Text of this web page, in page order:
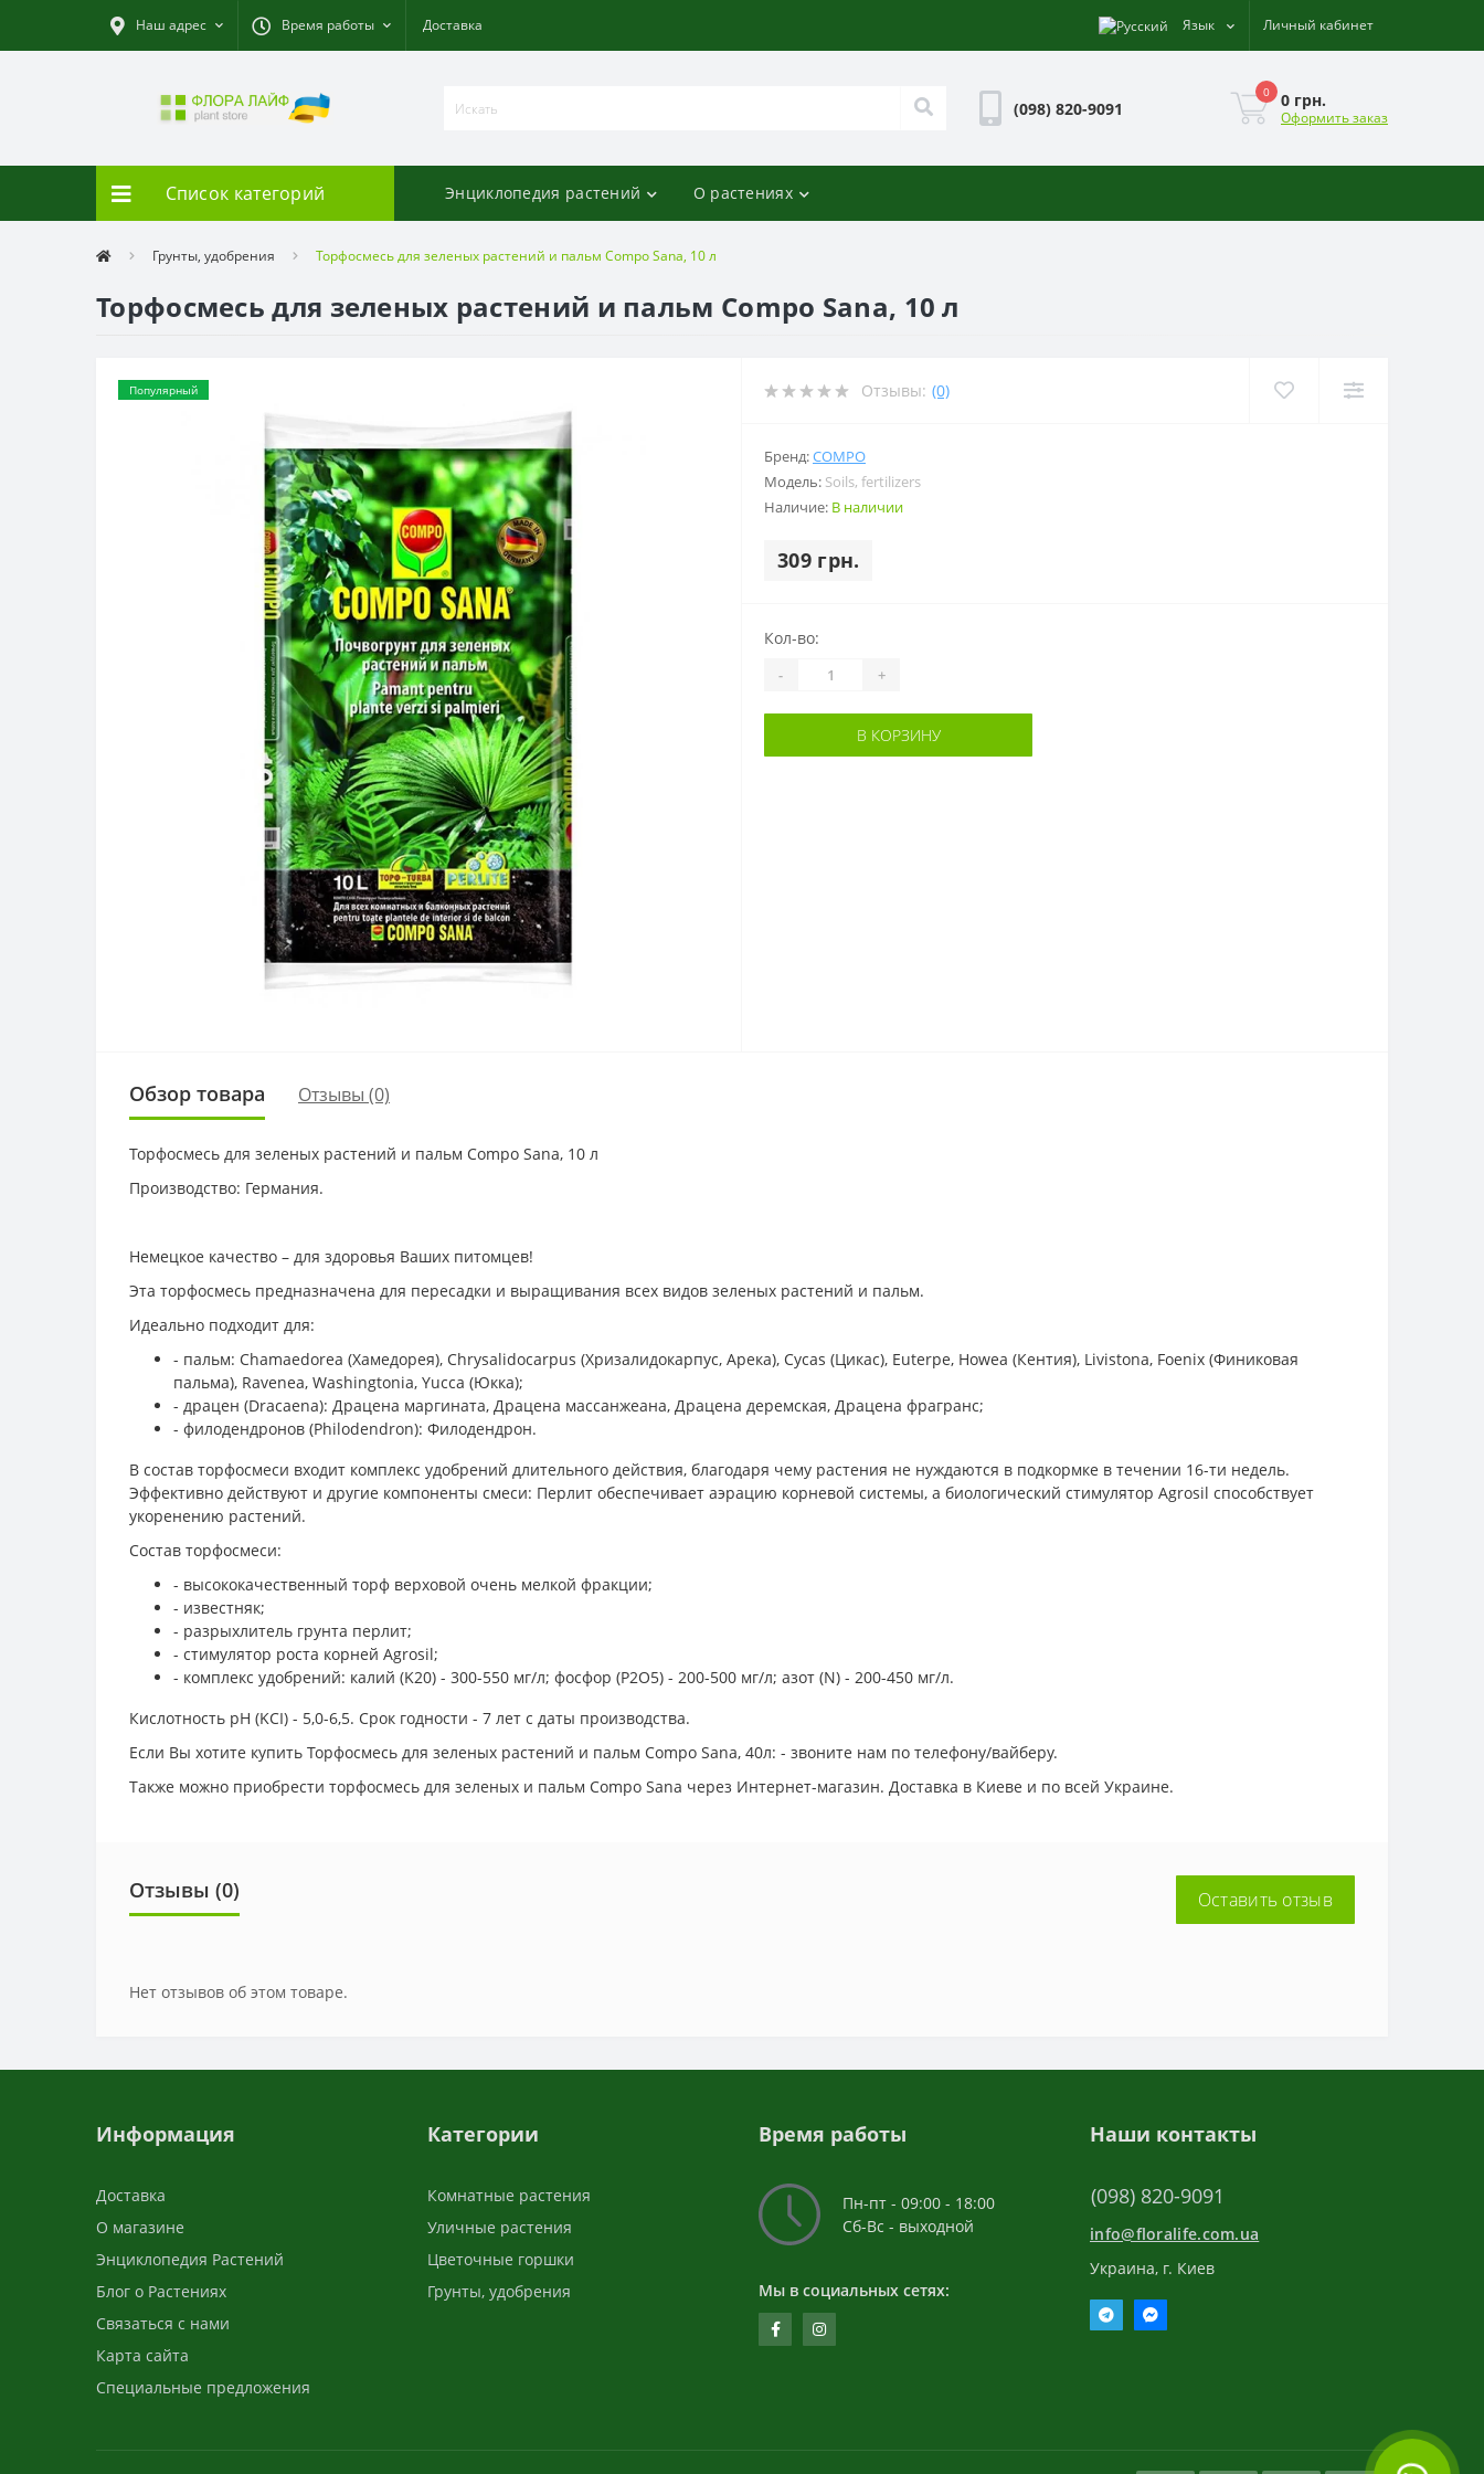
Наш адрес Время работы Доставка Язык Личный кабинет
(098) 820-9091
0 0 грн.
Оформить заказ
Список категорий Энциклопедия растений О растениях
Грунты, удобрения Торфосмесь для зеленых растений и пальм Compo Sana, 10 л
Торфосмесь для зеленых растений и пальм Compo Sana, 10 л
Популярный Отзывы: (0)
Бренд:COMPO
Модель: Soils, fertilizers
Наличие: В наличии
309 грн.
Кол-во:
- +
В КОРЗИНУ
Обзор товара Отзывы (0)
Торфосмесь для зеленых растений и пальм Compo Sana, 10 л
Производство: Германия.
Немецкое качество – для здоровья Ваших питомцев!
Эта торфосмесь предназначена для пересадки и выращивания всех видов зеленых растений и пальм.
Идеально подходит для:
- пальм: Chamaedorea (Хамедорея), Chrysalidocarpus (Хризалидокарпус, Арека), Cycas (Цикас), Euterpe, Howea (Кентия), Livistona, Foenix (Финиковая
пальма), Ravenea, Washingtonia, Yucca (Юкка);
- драцен (Dracaena): Драцена маргината, Драцена массанжеана, Драцена деремская, Драцена фрагранс;
- филодендронов (Philodendron): Филодендрон.
В состав торфосмеси входит комплекс удобрений длительного действия, благодаря чему растения не нуждаются в подкормке в течении 16-ти недель.
Эффективно действуют и другие компоненты смеси: Перлит обеспечивает аэрацию корневой системы, а биологический стимулятор Agrosil способствует
укоренению растений.
Состав торфосмеси:
- высококачественный торф верховой очень мелкой фракции;
- известняк;
- разрыхлитель грунта перлит;
- стимулятор роста корней Agrosil;
- комплекс удобрений: калий (K20) - 300-550 мг/л; фосфор (P2O5) - 200-500 мг/л; азот (N) - 200-450 мг/л.
Кислотность pH (KCI) - 5,0-6,5. Срок годности - 7 лет с даты производства.
Если Вы хотите купить Торфосмесь для зеленых растений и пальм Compo Sana, 40л: - звоните нам по телефону/вайберу.
Также можно приобрести торфосмесь для зеленых и пальм Compo Sana через Интернет-магазин. Доставка в Киеве и по всей Украине.
Отзывы (0) Оставить отзыв
Нет отзывов об этом товаре.
Информация
Доставка
О магазине
Энциклопедия Растений
Блог о Растениях
Связаться с нами
Карта сайта
Специальные предложения
Категории
Комнатные растения
Уличные растения
Цветочные горшки
Грунты, удобрения
Время работы
Пн-пт - 09:00 - 18:00
Сб-Вс - выходной
Мы в социальных сетях:
Наши контакты
(098) 820-9091
info@floralife.com.ua
Украина, г. Киев